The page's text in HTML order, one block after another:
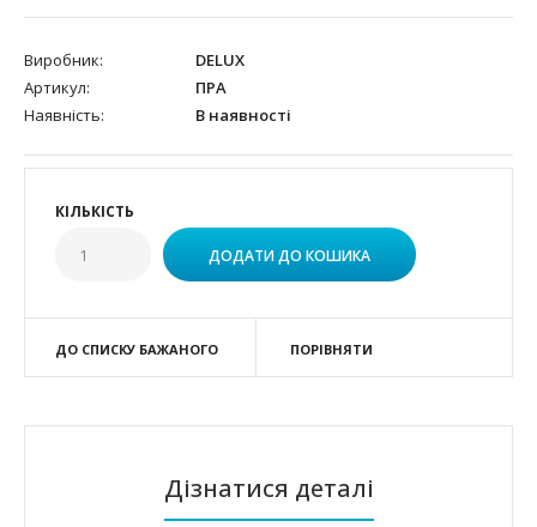
Виробник:
DELUX
Артикул:
ПРА
Наявність:
В наявності
КІЛЬКІСТЬ
ДО СПИСКУ БАЖАНОГО ПОРІВНЯТИ
Дізнатися деталі